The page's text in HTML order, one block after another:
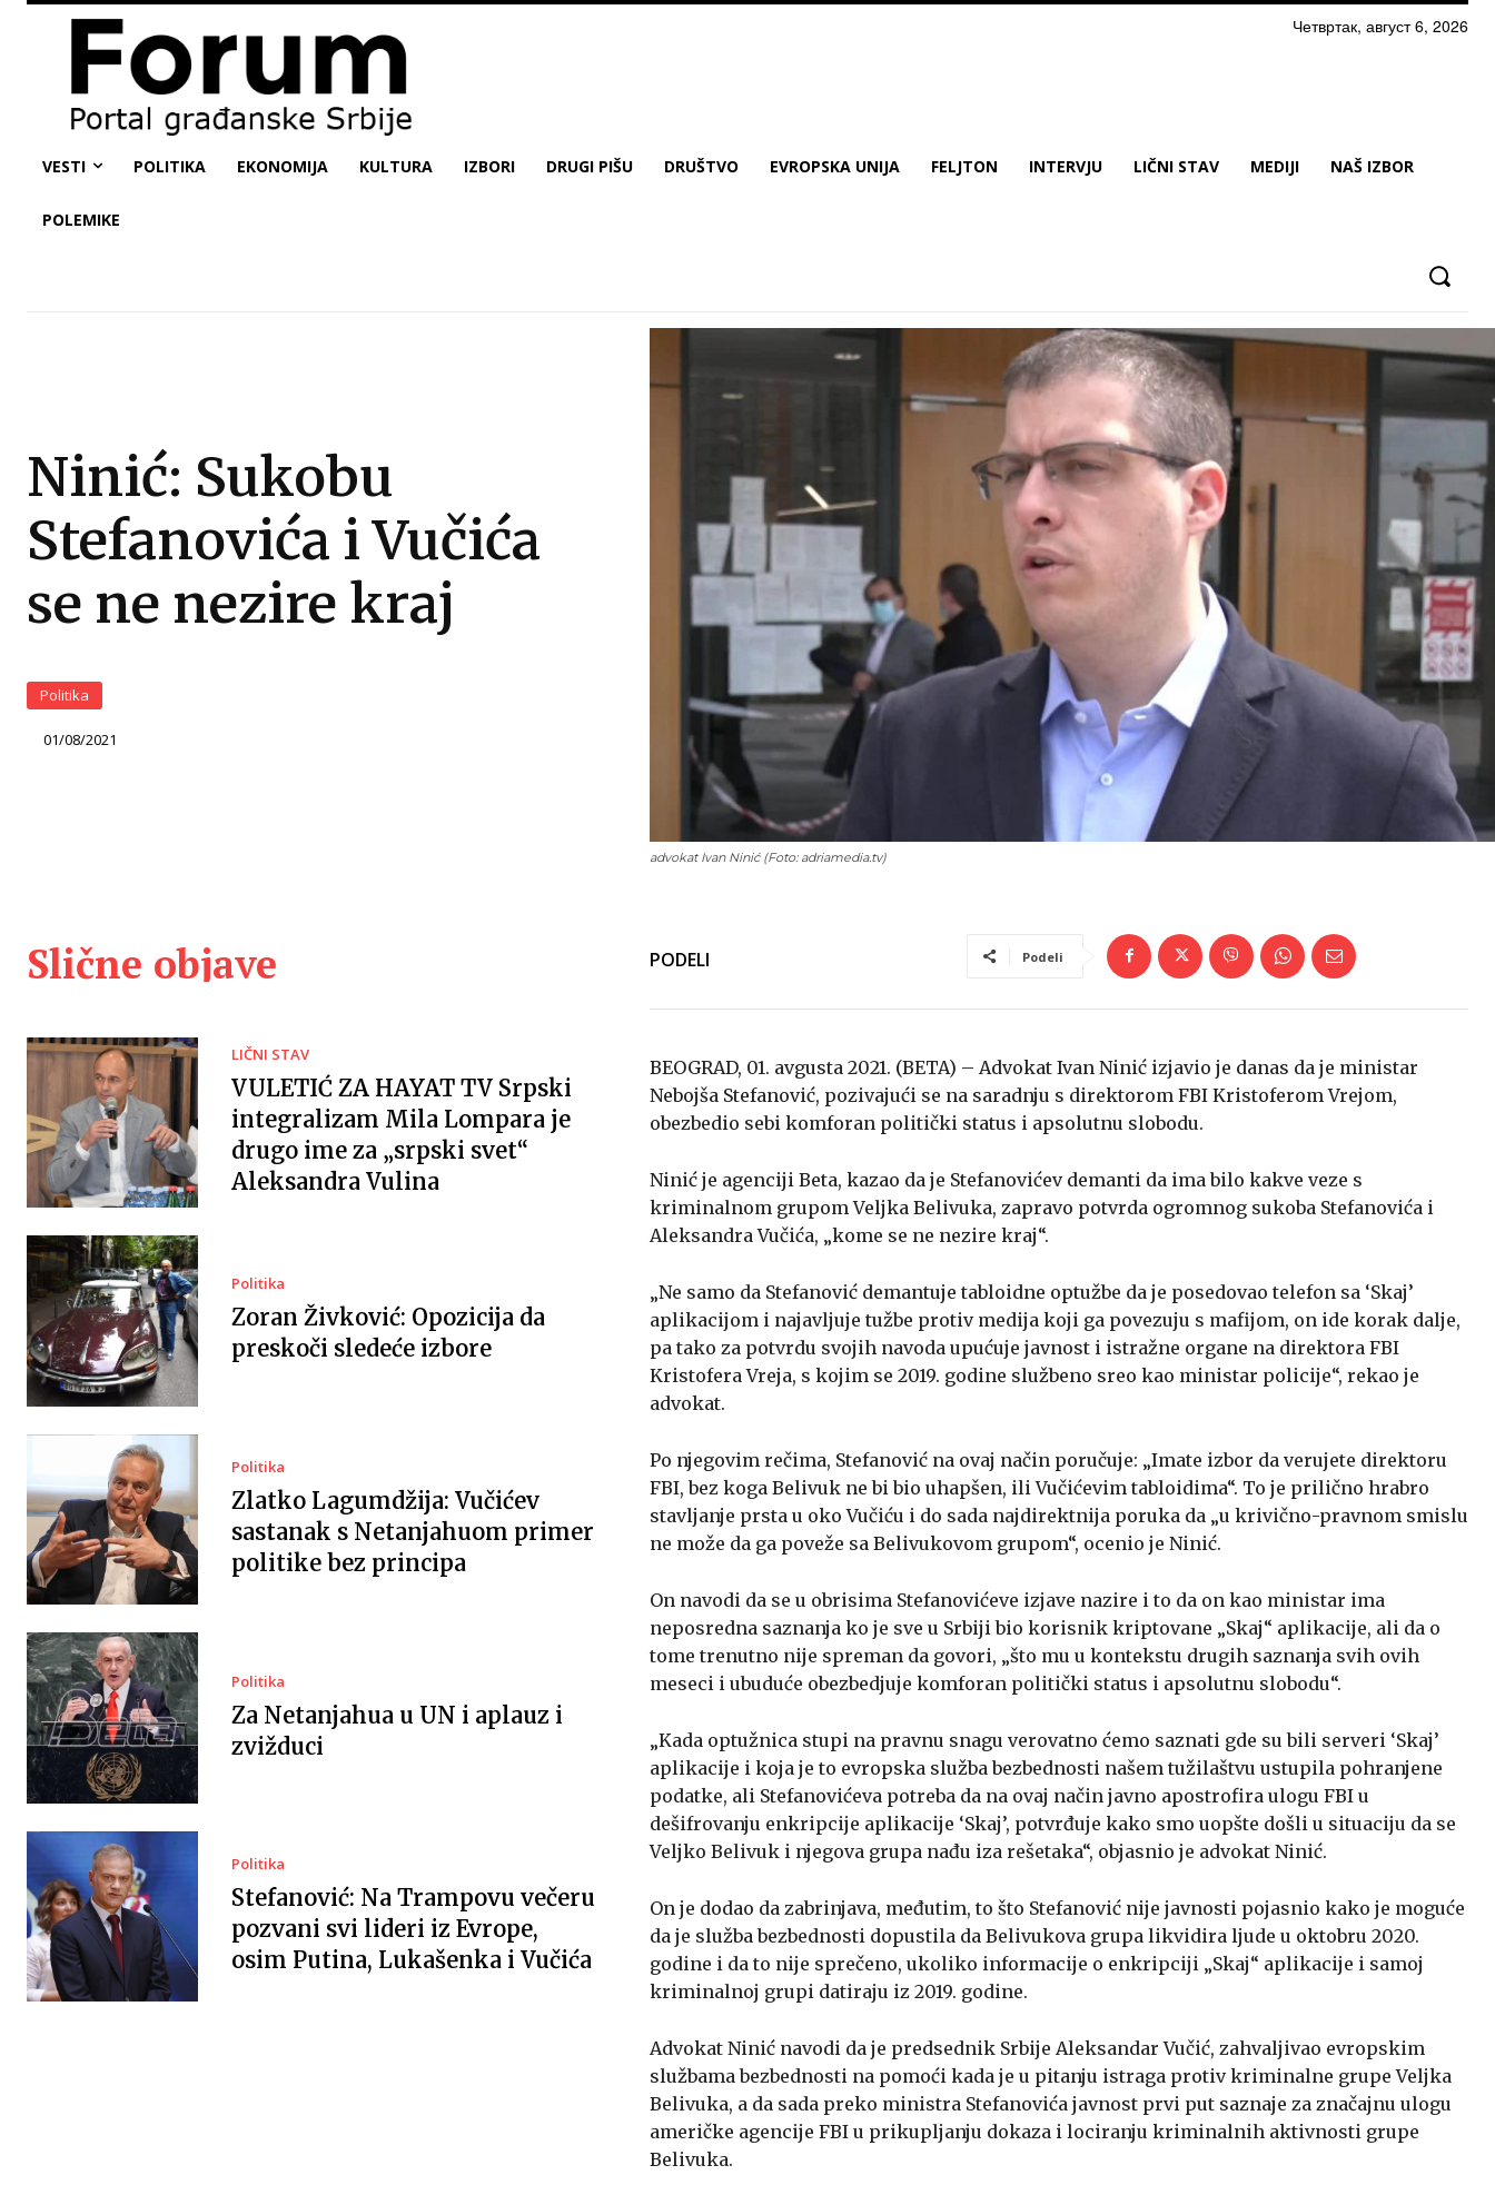
Четвртак, август 6, 2026
VESTI POLITIKA EKONOMIJA KULTURA IZBORI DRUGI PIŠU DRUŠTVO EVROPSKA UNIJA FELJTON INTERVJU LIČNI STAV MEDIJI NAŠ IZBOR
POLEMIKE
Ninić: Sukobu
Stefanovića i Vučića
se ne nezire kraj
Politika
01/08/2021
advokat Ivan Ninić (Foto: adriamedia.tv)
Slične objave
LIČNI STAV
VULETIĆ ZA HAYAT TV Srpski
integralizam Mila Lompara je
drugo ime za „srpski svet“
Aleksandra Vulina
Politika
Zoran Živković: Opozicija da
preskoči sledeće izbore
Politika
Zlatko Lagumdžija: Vučićev
sastanak s Netanjahuom primer
politike bez principa
Politika
Za Netanjahua u UN i aplauz i
zvižduci
Politika
Stefanović: Na Trampovu večeru
pozvani svi lideri iz Evrope,
osim Putina, Lukašenka i Vučića
PODELI Podeli
BEOGRAD, 01. avgusta 2021. (BETA) – Advokat Ivan Ninić izjavio je danas da je ministar
Nebojša Stefanović, pozivajući se na saradnju s direktorom FBI Kristoferom Vrejom,
obezbedio sebi komforan politički status i apsolutnu slobodu.
Ninić je agenciji Beta, kazao da je Stefanovićev demanti da ima bilo kakve veze s
kriminalnom grupom Veljka Belivuka, zapravo potvrda ogromnog sukoba Stefanovića i
Aleksandra Vučića, „kome se ne nezire kraj“.
„Ne samo da Stefanović demantuje tabloidne optužbe da je posedovao telefon sa ‘Skaj’
aplikacijom i najavljuje tužbe protiv medija koji ga povezuju s mafijom, on ide korak dalje,
pa tako za potvrdu svojih navoda upućuje javnost i istražne organe na direktora FBI
Kristofera Vreja, s kojim se 2019. godine službeno sreo kao ministar policije“, rekao je
advokat.
Po njegovim rečima, Stefanović na ovaj način poručuje: „Imate izbor da verujete direktoru
FBI, bez koga Belivuk ne bi bio uhapšen, ili Vučićevim tabloidima“. To je prilično hrabro
stavljanje prsta u oko Vučiću i do sada najdirektnija poruka da „u krivično-pravnom smislu
ne može da ga poveže sa Belivukovom grupom“, ocenio je Ninić.
On navodi da se u obrisima Stefanovićeve izjave nazire i to da on kao ministar ima
neposredna saznanja ko je sve u Srbiji bio korisnik kriptovane „Skaj“ aplikacije, ali da o
tome trenutno nije spreman da govori, „što mu u kontekstu drugih saznanja svih ovih
meseci i ubuduće obezbedjuje komforan politički status i apsolutnu slobodu“.
„Kada optužnica stupi na pravnu snagu verovatno ćemo saznati gde su bili serveri ‘Skaj’
aplikacije i koja je to evropska služba bezbednosti našem tužilaštvu ustupila pohranjene
podatke, ali Stefanovićeva potreba da na ovaj način javno apostrofira ulogu FBI u
dešifrovanju enkripcije aplikacije ‘Skaj’, potvrđuje kako smo uopšte došli u situaciju da se
Veljko Belivuk i njegova grupa nađu iza rešetaka“, objasnio je advokat Ninić.
On je dodao da zabrinjava, međutim, to što Stefanović nije javnosti pojasnio kako je moguće
da je služba bezbednosti dopustila da Belivukova grupa likvidira ljude u oktobru 2020.
godine i da to nije sprečeno, ukoliko informacije o enkripciji „Skaj“ aplikacije i samoj
kriminalnoj grupi datiraju iz 2019. godine.
Advokat Ninić navodi da je predsednik Srbije Aleksandar Vučić, zahvaljivao evropskim
službama bezbednosti na pomoći kada je u pitanju istraga protiv kriminalne grupe Veljka
Belivuka, a da sada preko ministra Stefanovića javnost prvi put saznaje za značajnu ulogu
američke agencije FBI u prikupljanju dokaza i lociranju kriminalnih aktivnosti grupe
Belivuka.